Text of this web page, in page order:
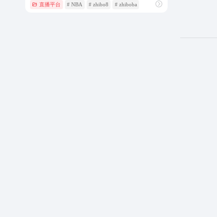
直播平台 # NBA # zhibo8 # zhiboba